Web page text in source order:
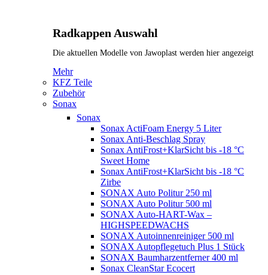
Radkappen Auswahl
Die aktuellen Modelle von Jawoplast werden hier angezeigt
Mehr
KFZ Teile
Zubehör
Sonax
Sonax
Sonax ActiFoam Energy 5 Liter
Sonax Anti-Beschlag Spray
Sonax AntiFrost+KlarSicht bis -18 °C
Sweet Home
Sonax AntiFrost+KlarSicht bis -18 °C
Zirbe
SONAX Auto Politur 250 ml
SONAX Auto Politur 500 ml
SONAX Auto-HART-Wax –
HIGHSPEEDWACHS
SONAX Autoinnenreiniger 500 ml
SONAX Autopflegetuch Plus 1 Stück
SONAX Baumharzentferner 400 ml
Sonax CleanStar Ecocert